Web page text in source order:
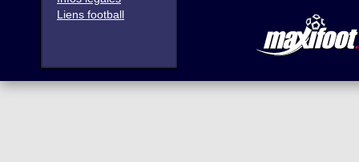
Liens football